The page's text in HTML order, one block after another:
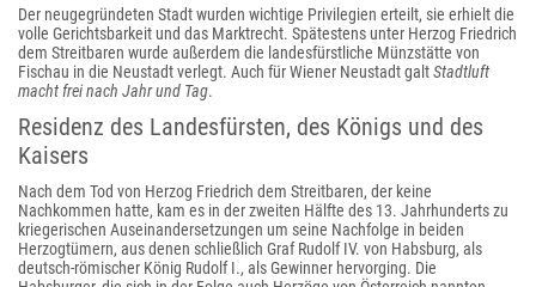
Der neugegründeten Stadt wurden wichtige Privilegien erteilt, sie erhielt die
volle Gerichtsbarkeit und das Marktrecht. Spätestens unter Herzog Friedrich
dem Streitbaren wurde außerdem die landesfürstliche Münzstätte von
Fischau in die Neustadt verlegt. Auch für Wiener Neustadt galtStadtluft
macht frei nach Jahr und Tag.
Residenz des Landesfürsten, des Königs und des
Kaisers
Nach dem Tod von Herzog Friedrich dem Streitbaren, der keine
Nachkommen hatte, kam es in der zweiten Hälfte des 13. Jahrhunderts zu
kriegerischen Auseinandersetzungen um seine Nachfolge in beiden
Herzogtümern, aus denen schließlich Graf Rudolf IV. von Habsburg, als
deutsch-römischer König Rudolf I., als Gewinner hervorging. Die